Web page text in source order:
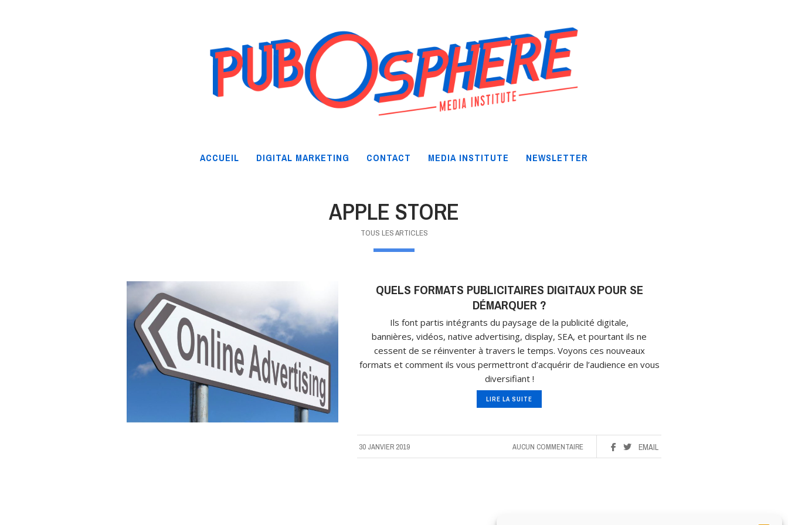
ACCUEIL DIGITAL MARKETING CONTACT MEDIA INSTITUTE NEWSLETTER
APPLE STORE
TOUS LES ARTICLES
QUELS FORMATS PUBLICITAIRES DIGITAUX POUR SE
DÉMARQUER ?
Ils font partis intégrants du paysage de la publicité digitale,
bannières, vidéos, native advertising, display, SEA, et pourtant ils ne
cessent de se réinventer à travers le temps. Voyons ces nouveaux
formats et comment ils vous permettront d’acquérir de l’audience en vous
diversifiant !
LIRE LA SUITE
30 JANVIER 2019 EMAIL
AUCUN COMMENTAIRE